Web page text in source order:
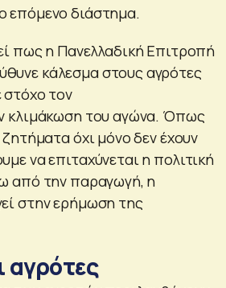
επόμενο διάστημα.
πως η Πανελλαδική Επιτροπή
κάλεσμα στους αγρότες
τον
κλιμάκωση του αγώνα. Όπως
ζητήματα όχι μόνο δεν έχουν
να επιταχύνεται η πολιτική
από την παραγωγή, η
στην ερήμωση της
αγρότες